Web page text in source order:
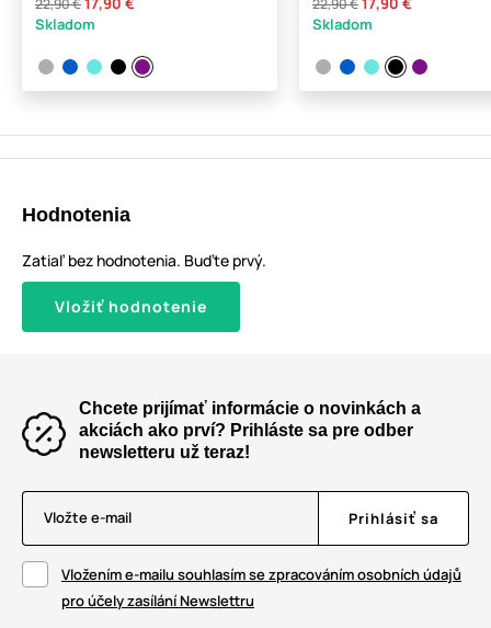
22,90 €
Skladom
22,90 €
Skladom
Hodnotenia
Zatiaľ bez hodnotenia. Buďte prvý.
Vložiť hodnotenie
Chcete prijímať informácie o novinkách a
akciách ako prví? Prihláste sa pre odber
newsletteru už teraz!
Vložte e-mail Prihlásiť sa
Vložením e-mailu souhlasím se zpracováním osobních údajů
pro účely zasílání Newslettru